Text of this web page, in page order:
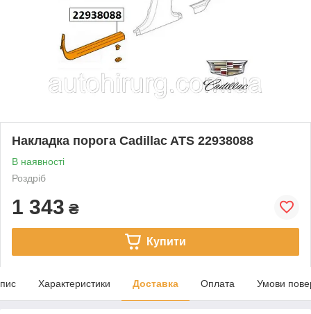
Накладка порога Cadillac ATS 22938088
В наявності
Роздріб
1 343 ₴
Купити
Характеристики Доставка Оплата Умови